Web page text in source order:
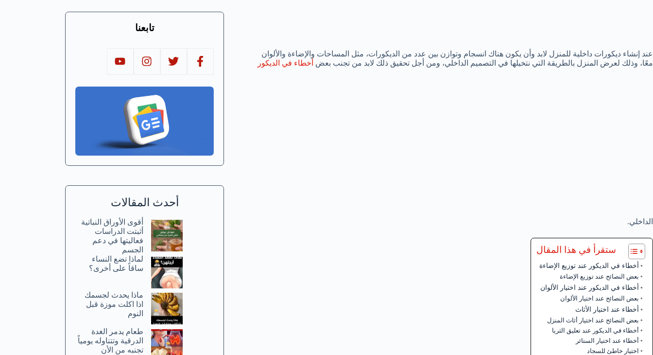
عند إنشاء ديكورات داخلية للمنزل لابد وأن يكون هناك انسجام وتوازن بين عدد من الديكورات، مثل المساحات والإضاءة والألوان
معًا، وذلك لعرض المنزل بالطريقة التي نتخيلها في التصميم الداخلي، ومن أجل تحقيق ذلك لابد من تجنب بعض أخطاء في الديكور
الداخلي.
ستقرأ في هذا المقال
أخطاء في الديكور عند توزيع الإضاءة
بعض النصائح عند توزيع الإضاءة
أخطاء في الديكور عند اختيار الألوان
بعض النصائح عند اختيار الألوان
أخطاء عند اختيار الأثاث
بعض النصائح عند اختيار أثاث المنزل
أخطاء في الديكور عند تعليق الثريا
أخطاء عند اختيار الستائر
اختيار خاطئ للسجاد
تابعنا
أحدث المقالات
أقوى الأوراق النباتية
أثبتت الدراسات
فعاليتها في دعم
الجسم
لماذا تضع النساء
ساقاً على أخرى؟
ماذا يحدث لجسمك
اذا اكلت موزة قبل
النوم
طعام يدمر الغدة
الدرقية وتتناوله يومياً
تجنبه من الأن